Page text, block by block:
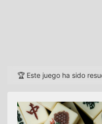
🏆 Este juego ha sido